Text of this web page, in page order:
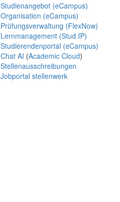
Studienangebot (eCampus)
Organisation (eCampus)
Prüfungsverwaltung (FlexNow)
Lernmanagement (Stud.IP)
Studierendenportal (eCampus)
Chat AI (Academic Cloud)
Stellenausschreibungen
Jobportal stellenwerk